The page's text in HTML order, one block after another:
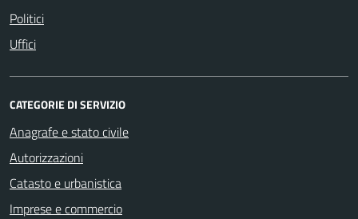
Politici
Uffici
CATEGORIE DI SERVIZIO
Anagrafe e stato civile
Autorizzazioni
Catasto e urbanistica
Imprese e commercio